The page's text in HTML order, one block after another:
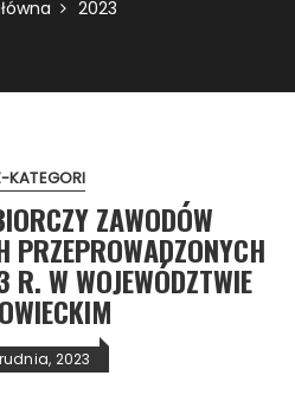
2023
KATEGORI
ZAWODÓW
PRZEPROWADZONYCH
W WOJEWÓDZTWIE
2023